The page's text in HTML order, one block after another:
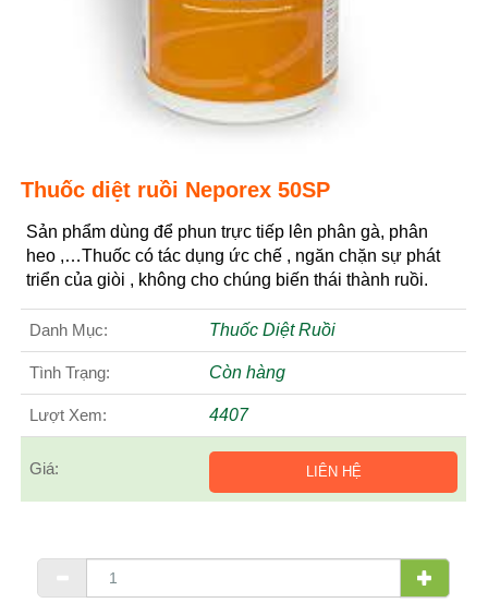
Thuốc diệt ruồi Neporex 50SP
Sản phẩm dùng để phun trực tiếp lên phân gà, phân
heo ,…Thuốc có tác dụng ức chế , ngăn chặn sự phát
triển của giòi , không cho chúng biến thái thành ruồi.
Danh Mục: Thuốc Diệt Ruồi
Tình Trạng: Còn hàng
Lượt Xem: 4407
Giá: LIÊN HỆ